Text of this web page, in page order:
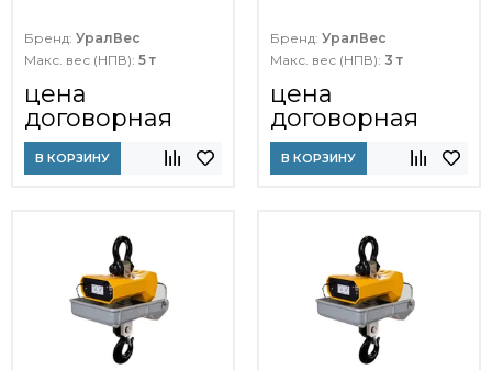
Бренд: УралВес
Макс. вес (НПВ): 5 т
цена
договорная
В КОРЗИНУ
Бренд: УралВес
Макс. вес (НПВ): 3 т
цена
договорная
В КОРЗИНУ